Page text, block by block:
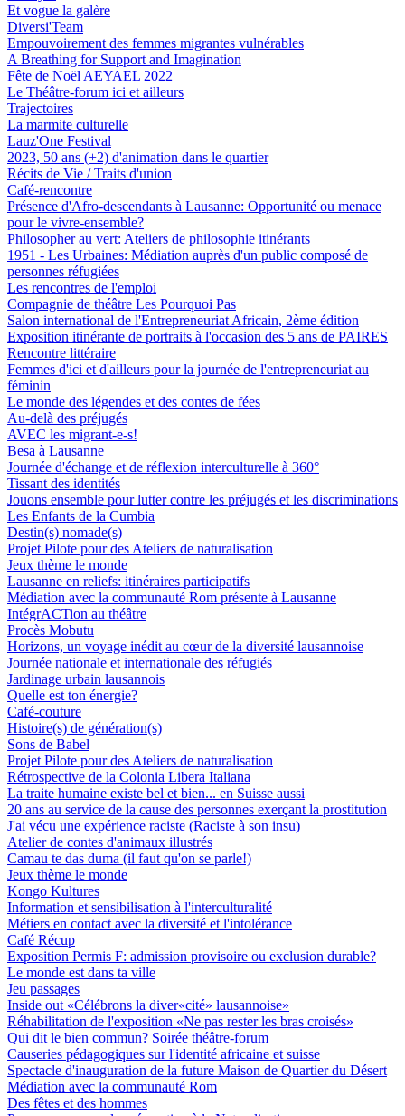
Et vogue la galère
Diversi'Team
Empouvoirement des femmes migrantes vulnérables
A Breathing for Support and Imagination
Fête de Noël AEYAEL 2022
Le Théâtre-forum ici et ailleurs
Trajectoires
La marmite culturelle
Lauz'One Festival
2023, 50 ans (+2) d'animation dans le quartier
Récits de Vie / Traits d'union
Café-rencontre
Présence d'Afro-descendants à Lausanne: Opportunité ou menace
pour le vivre-ensemble?
Philosopher au vert: Ateliers de philosophie itinérants
1951 - Les Urbaines: Médiation auprès d'un public composé de
personnes réfugiées
Les rencontres de l'emploi
Compagnie de théâtre Les Pourquoi Pas
Salon international de l'Entrepreneuriat Africain, 2ème édition
Exposition itinérante de portraits à l'occasion des 5 ans de PAIRES
Rencontre littéraire
Femmes d'ici et d'ailleurs pour la journée de l'entrepreneuriat au
féminin
Le monde des légendes et des contes de fées
Au-delà des préjugés
AVEC les migrant-e-s!
Besa à Lausanne
Journée d'échange et de réflexion interculturelle à 360°
Tissant des identités
Jouons ensemble pour lutter contre les préjugés et les discriminations
Les Enfants de la Cumbia
Destin(s) nomade(s)
Projet Pilote pour des Ateliers de naturalisation
Jeux thème le monde
Lausanne en reliefs: itinéraires participatifs
Médiation avec la communauté Rom présente à Lausanne
IntégrACTion au théâtre
Procès Mobutu
Horizons, un voyage inédit au cœur de la diversité lausannoise
Journée nationale et internationale des réfugiés
Jardinage urbain lausannois
Quelle est ton énergie?
Café-couture
Histoire(s) de génération(s)
Sons de Babel
Projet Pilote pour des Ateliers de naturalisation
Rétrospective de la Colonia Libera Italiana
La traite humaine existe bel et bien... en Suisse aussi
20 ans au service de la cause des personnes exerçant la prostitution
J'ai vécu une expérience raciste (Raciste à son insu)
Atelier de contes d'animaux illustrés
Camau te das duma (il faut qu'on se parle!)
Jeux thème le monde
Kongo Kultures
Information et sensibilisation à l'interculturalité
Métiers en contact avec la diversité et l'intolérance
Café Récup
Exposition Permis F: admission provisoire ou exclusion durable?
Le monde est dans ta ville
Jeu passages
Inside out «Célébrons la diver«cité» lausannoise»
Réhabilitation de l'exposition «Ne pas rester les bras croisés»
Qui dit le bien commun? Soirée théâtre-forum
Causeries pédagogiques sur l'identité africaine et suisse
Spectacle d'inauguration de la future Maison de Quartier du Désert
Médiation avec la communauté Rom
Des fêtes et des hommes